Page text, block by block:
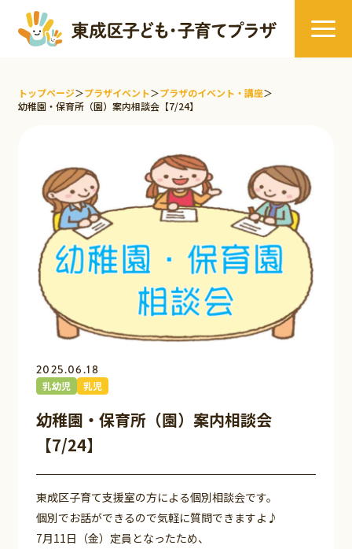
トップページ＞プラザイベント＞プラザのイベント・講座＞
幼稚園・保育所（園）案内相談会【7/24】
2025.06.18
乳幼児 乳児
幼稚園・保育所（園）案内相談会
【7/24】
東成区子育て支援室の方による個別相談会です。
個別でお話ができるので気軽に質問できますよ♪
7月11日（金）定員となったため、